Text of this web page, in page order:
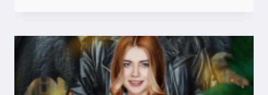
МАГАКАДЕМИЯ
3
—
ГАЛЛЕЯ
САНДЕР-